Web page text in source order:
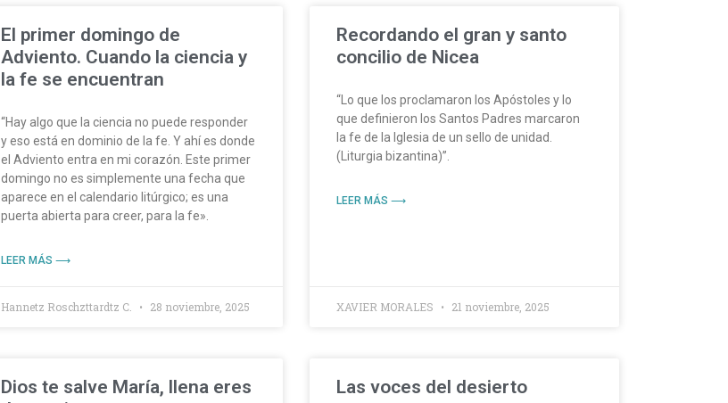
El primer domingo de
Adviento. Cuando la ciencia y
la fe se encuentran
“Hay algo que la ciencia no puede responder
y eso está en dominio de la fe. Y ahí es donde
el Adviento entra en mi corazón. Este primer
domingo no es simplemente una fecha que
aparece en el calendario litúrgico; es una
puerta abierta para creer, para la fe».
LEER MÁS ⟶
Hannetz Roschzttardtz C. 28 noviembre, 2025
Recordando el gran y santo
concilio de Nicea
“Lo que los proclamaron los Apóstoles y lo
que definieron los Santos Padres marcaron
la fe de la Iglesia de un sello de unidad.
(Liturgia bizantina)”.
LEER MÁS ⟶
XAVIER MORALES 21 noviembre, 2025
Dios te salve María, llena eres
Las voces del desierto